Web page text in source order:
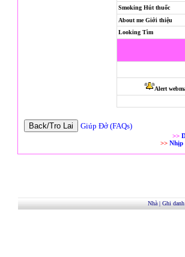
Smoking Hút thuốc
About me Giới thiệu
Looking Tìm
Alert
Giúp Đở (FAQs)
>>
>> Nhịp
Nhà| Ghi danh